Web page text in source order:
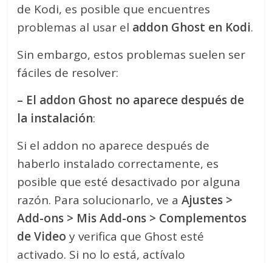
de Kodi, es posible que encuentres
problemas al usar el addon Ghost en Kodi.
Sin embargo, estos problemas suelen ser
fáciles de resolver:
– El addon Ghost no aparece después de
la instalación:
Si el addon no aparece después de
haberlo instalado correctamente, es
posible que esté desactivado por alguna
razón. Para solucionarlo, ve aAjustes >
Add-ons > Mis Add-ons > Complementos
de Video y verifica que Ghost esté
activado. Si no lo está, actívalo